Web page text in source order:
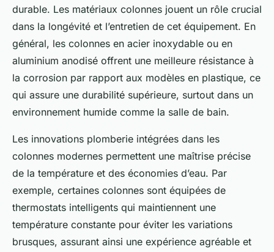
durable. Les matériaux colonnes jouent un rôle crucial
dans la longévité et l’entretien de cet équipement. En
général, les colonnes en acier inoxydable ou en
aluminium anodisé offrent une meilleure résistance à
la corrosion par rapport aux modèles en plastique, ce
qui assure une durabilité supérieure, surtout dans un
environnement humide comme la salle de bain.
Les innovations plomberie intégrées dans les
colonnes modernes permettent une maîtrise précise
de la température et des économies d’eau. Par
exemple, certaines colonnes sont équipées de
thermostats intelligents qui maintiennent une
température constante pour éviter les variations
brusques, assurant ainsi une expérience agréable et